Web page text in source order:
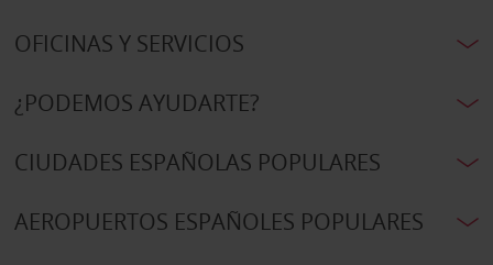
OFICINAS Y SERVICIOS
¿PODEMOS AYUDARTE?
CIUDADES ESPAÑOLAS POPULARES
AEROPUERTOS ESPAÑOLES POPULARES